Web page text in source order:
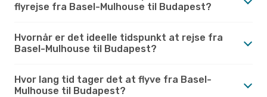
flyrejse fra Basel-Mulhouse til Budapest?
Hvornår er det ideelle tidspunkt at rejse fra
Basel-Mulhouse til Budapest?
Hvor lang tid tager det at flyve fra Basel-
Mulhouse til Budapest?